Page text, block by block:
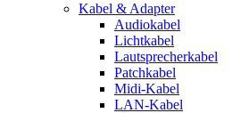
Kabel & Adapter
Audiokabel
Lichtkabel
Lautsprecherkabel
Patchkabel
Midi-Kabel
LAN-Kabel